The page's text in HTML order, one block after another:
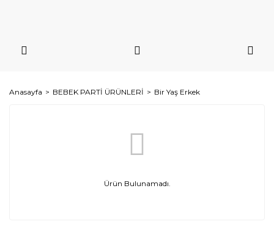
Anasayfa BEBEK PARTİ ÜRÜNLERİ Bir Yaş Erkek
Ürün Bulunamadı.